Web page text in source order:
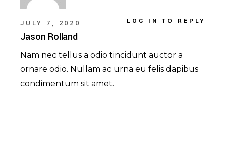
JULY 7, 2020
Jason Rolland
Nam nec tellus a odio tincidunt auctor a
ornare odio. Nullam ac urna eu felis dapibus
condimentum sit amet.
LOG IN TO REPLY